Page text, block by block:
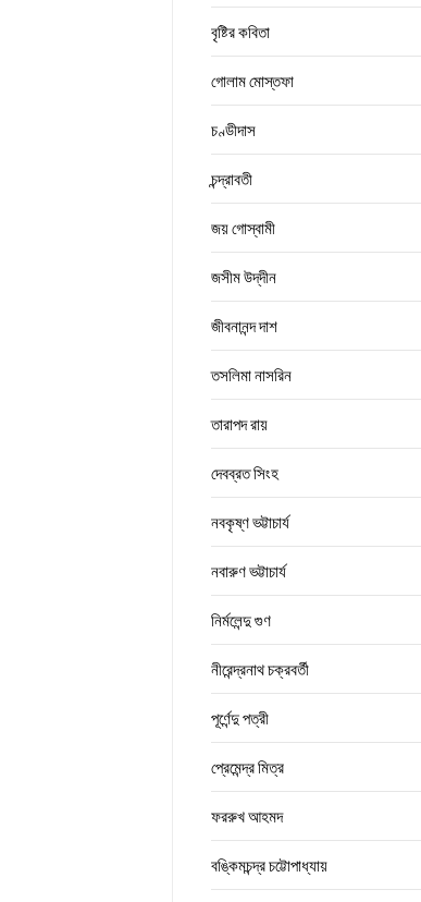
বৃষ্টির কবিতা
গোলাম মোস্তফা
চণ্ডীদাস
চন্দ্রাবতী
জয় গোস্বামী
জসীম উদ্‌দীন
জীবনানন্দ দাশ
তসলিমা নাসরিন
তারাপদ রায়
দেবব্রত সিংহ
নবকৃষ্ণ ভট্টাচার্য
নবারুণ ভট্টাচার্য
নির্মলেন্দু গুণ
নীরেন্দ্রনাথ চক্রবর্তী
পূর্ণেন্দু পত্রী
প্রেমেন্দ্র মিত্র
ফররুখ আহমদ
বঙ্কিমচন্দ্র চট্টোপাধ্যায়